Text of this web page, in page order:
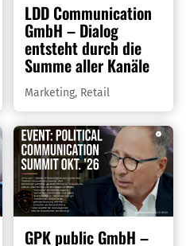
LDD Communication
GmbH – Dialog
entsteht durch die
Summe aller Kanäle
Marketing, Retail
GPK public GmbH –